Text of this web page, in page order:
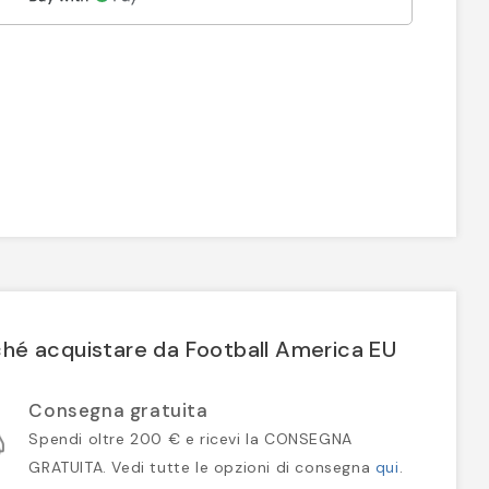
acquistare da Football America EU
Consegna gratuita
Spendi oltre 200 € e ricevi la CONSEGNA
GRATUITA. Vedi tutte le opzioni di consegna qui.